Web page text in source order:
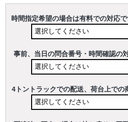
時間指定希望の場合は有料での対応
事前、当日の問合番号・時間確認の
4トントラックでの配送、荷台上での